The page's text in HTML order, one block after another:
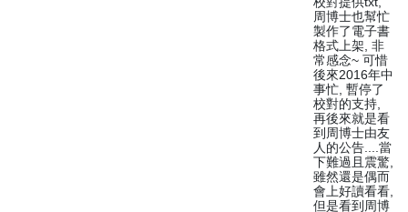
周博士也幫忙
製作了電子書
格式上架, 非
常感念~ 可惜
後來2016年中
事忙, 暫停了
校對的支持,
再後來就是看
到周博士由友
人的公告....當
下難過且震驚,
雖然還是偶而
會上好讀看看,
但是看到周博